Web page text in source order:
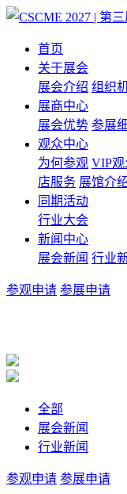
首页
关于展会
展会介绍 组织
展商中心
展会优势 参展
观众中心
为何参观 VIP观
店服务 展馆介
同期活动
行业大会
新闻中心
展会新闻 行业
参观申请 参展申请
全部
展会新闻
行业新闻
参观申请 参展申请